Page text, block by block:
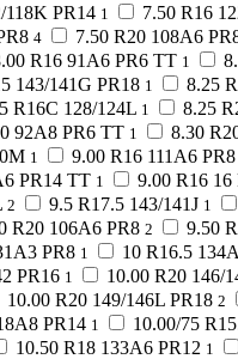
118K PR14 1 7.50 R16
4 7.50 R20 108A6
R16 91A6 PR6 TT 1
143/141G PR18 1 8.25
R16C 128/124L 1 8.25
92A8 PR6 TT 1 8.30
1 9.00 R16 111A6 PR8
PR14 TT 1 9.00 R16 16
2 9.5 R17.5 143/141J 1
R20 106A6 PR8 2 9.50
PR8 1 10 R16.5
PR16 1 10.00 R20 146/
10.00 R20 149/146L PR18 2
PR14 1 10.00/75
10.50 R18 133A6 PR12 1